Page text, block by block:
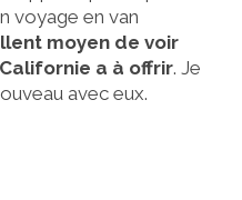
voyage en van
moyen de voir
a à offrir. Je
avec eux.